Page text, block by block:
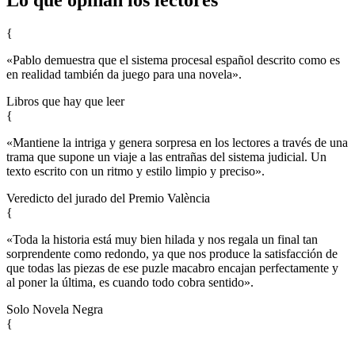
{
«Pablo demuestra que el sistema procesal español descrito como es
en realidad también da juego para una novela».
Libros que hay que leer
{
«Mantiene la intriga y genera sorpresa en los lectores a través de una
trama que supone un viaje a las entrañas del sistema judicial. Un
texto escrito con un ritmo y estilo limpio y preciso».
Veredicto del jurado del Premio València
{
«Toda la historia está muy bien hilada y nos regala un final tan
sorprendente como redondo, ya que nos produce la satisfacción de
que todas las piezas de ese puzle macabro encajan perfectamente y
al poner la última, es cuando todo cobra sentido».
Solo Novela Negra
{